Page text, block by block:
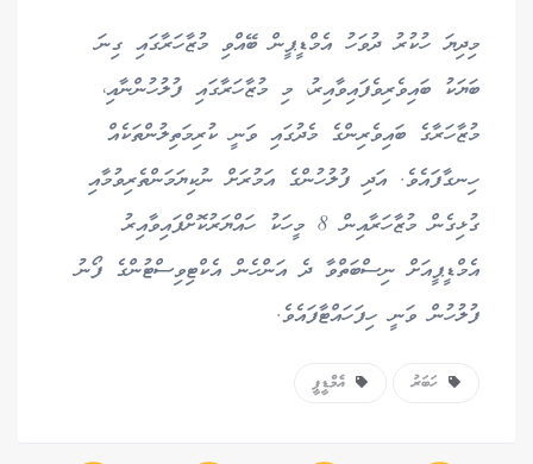
މިދިޔަ ހުކުރު ދުވަހު އެމްޑީޕީން ބޭއްވި މުޒާހަރާގައި ގިނަ
ބަޔަކު ބައިވެރިވެފައިވާއިރު، މި މުޒާހަރާގައި ފުލުހުންނާއި،
މުޒާހަރާގެ ބައިވެރިންގެ މެދުގައި ވަނީ ކުރިމަތިލުންތަކެއް
ހިނގާފައެވެ. އަދި ފުލުހުންގެ އަމުރަށް ނުކިޔަމަންތެރިވުމާއި
ގުޅިގެން މުޒާހަރާއިން 8 މީހަކު ހައްޔަރުކޮށްފައިވާއިރު
އެމްޑީޕީއަށް ނިސްބަތްވާ ދެ އަންހެން އެކްޓިވިސްޓުންގެ ފޯނު
ފުލުހުން ވަނީ ހިފަހައްޓާފައެވެ.
ހަބަރު އެމްޑީޕީ